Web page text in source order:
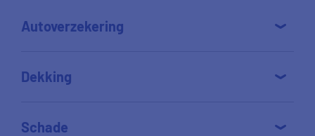
Autoverzekering
Dekking
Schade